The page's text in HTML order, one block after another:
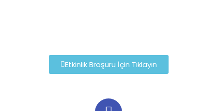
Etkinlik Broşürü İçin Tıklayın